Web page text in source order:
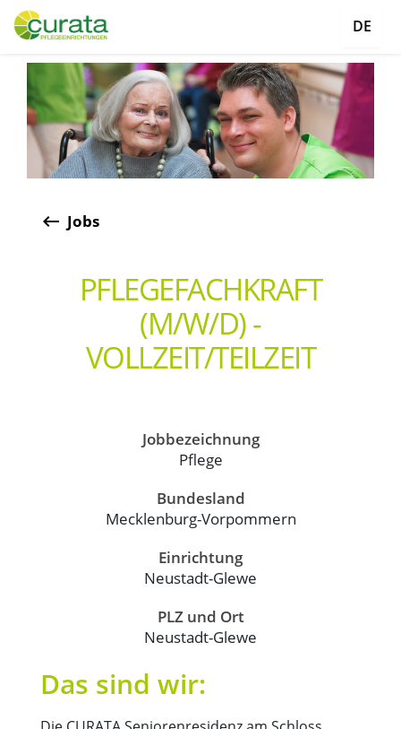
DE
keyboard_backspace Jobs
PFLEGEFACHKRAFT
(M/W/D) -
VOLLZEIT/TEILZEIT
Jobbezeichnung
Pflege
Bundesland
Mecklenburg-Vorpommern
Einrichtung
Neustadt-Glewe
PLZ und Ort
Neustadt-Glewe
Das sind wir: